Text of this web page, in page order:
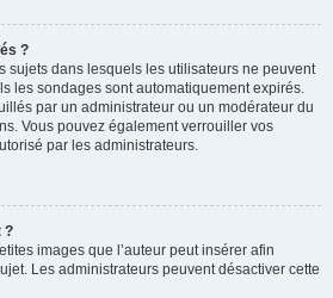
?
sujets dans lesquels les utilisateurs ne peuvent
les sondages sont automatiquement expirés.
par un administrateur ou un modérateur du
Vous pouvez également verrouiller vos
par les administrateurs.
?
images que l’auteur peut insérer afin
Les administrateurs peuvent désactiver cette